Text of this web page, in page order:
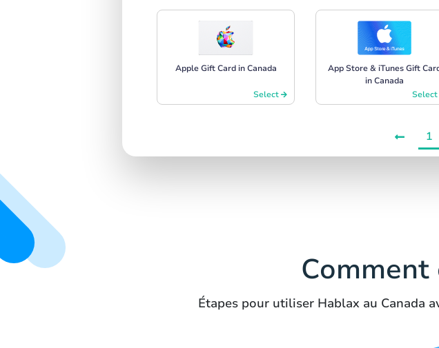
Apple Gift Card in Canada
Select
App Store & iTunes Gift
in Canada
Select
1
Comment
Étapes pour utiliser Hablax au Canada